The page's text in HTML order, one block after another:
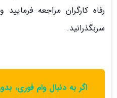
رفاه کارگران مراجعه
سربگذرانید.
اگر به دنبال وام فوری،